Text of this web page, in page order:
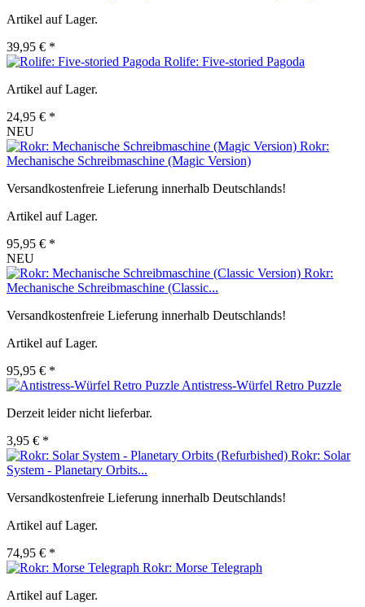
Artikel auf Lager.
39,95 € *
Rolife: Five-storied Pagoda
Artikel auf Lager.
24,95 € *
NEU
Rokr:
Mechanische Schreibmaschine (Magic Version)
Versandkostenfreie Lieferung innerhalb Deutschlands!
Artikel auf Lager.
95,95 € *
NEU
Rokr:
Mechanische Schreibmaschine (Classic...
Versandkostenfreie Lieferung innerhalb Deutschlands!
Artikel auf Lager.
95,95 € *
Antistress-Würfel Retro Puzzle
Derzeit leider nicht lieferbar.
3,95 € *
Rokr: Solar
System - Planetary Orbits...
Versandkostenfreie Lieferung innerhalb Deutschlands!
Artikel auf Lager.
74,95 € *
Rokr: Morse Telegraph
Artikel auf Lager.